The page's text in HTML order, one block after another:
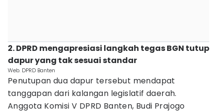
2. DPRD mengapresiasi langkah tegas BGN tutup
dapur yang tak sesuai standar
Web. DPRD Banten
Penutupan dua dapur tersebut mendapat
tanggapan dari kalangan legislatif daerah.
Anggota Komisi V DPRD Banten, Budi Prajogo